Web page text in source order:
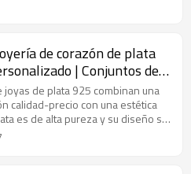
de corazón de plata
| Conjuntos de
para mujer
joyas de plata 925 combinan una
calidad-precio con una estética
es de alta pureza y su diseño se